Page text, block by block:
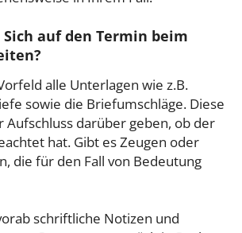
auf den Termin beim
alle Unterlagen wie z.B.
sowie die Briefumschläge. Diese
darüber geben, ob der
hat. Gibt es Zeugen oder
die für den Fall von Bedeutung
schriftliche Notizen und